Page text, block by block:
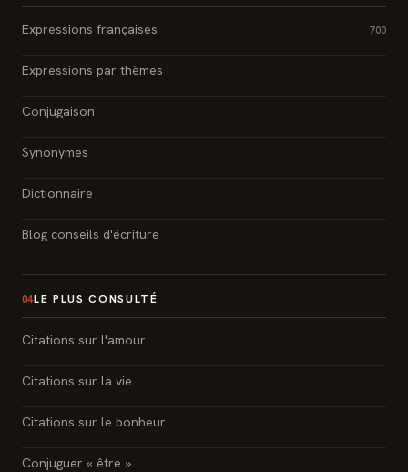
Expressions françaises 700
Expressions par thèmes
Conjugaison
Synonymes
Dictionnaire
Blog conseils d'écriture
04LE PLUS CONSULTÉ
Citations sur l'amour
Citations sur la vie
Citations sur le bonheur
Conjuguer « être »